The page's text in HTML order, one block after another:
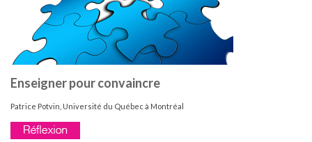
Enseigner pour convaincre
Patrice Potvin, Université du Québec à Montréal